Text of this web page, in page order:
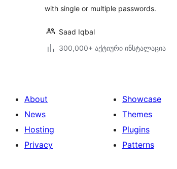
with single or multiple passwords.
Saad Iqbal
300,000+ აქტიური ინსტალაცია
About
News
Hosting
Privacy
Showcase
Themes
Plugins
Patterns